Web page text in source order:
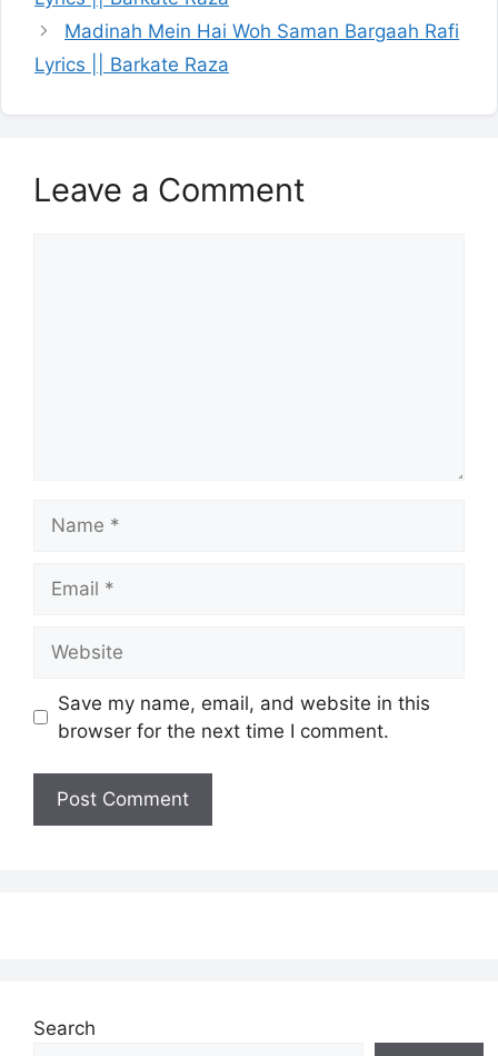
Madinah Mein Hai Woh Saman Bargaah Rafi
Lyrics || Barkate Raza
Leave a Comment
Save my name, email, and website in this
browser for the next time I comment.
Search